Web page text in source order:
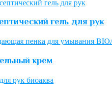
гель для рук
крем